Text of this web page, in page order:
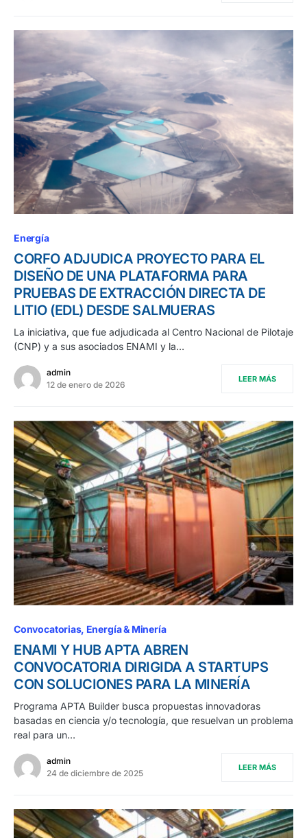
Energía
CORFO ADJUDICA PROYECTO PARA EL
DISEÑO DE UNA PLATAFORMA PARA
PRUEBAS DE EXTRACCIÓN DIRECTA DE
LITIO (EDL) DESDE SALMUERAS
La iniciativa, que fue adjudicada al Centro Nacional de Pilotaje
(CNP) y a sus asociados ENAMI y la…
admin
12 de enero de 2026
LEER MÁS
Convocatorias Energía & Minería
ENAMI Y HUB APTA ABREN
CONVOCATORIA DIRIGIDA A STARTUPS
CON SOLUCIONES PARA LA MINERÍA
Programa APTA Builder busca propuestas innovadoras
basadas en ciencia y/o tecnología, que resuelvan un problema
real para un…
admin
24 de diciembre de 2025
LEER MÁS